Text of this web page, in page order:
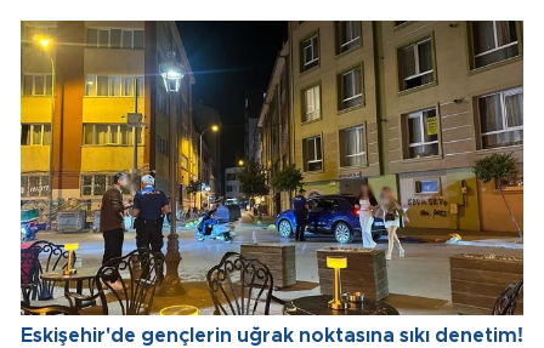
Eskişehir'de gençlerin uğrak noktasına sıkı denetim!